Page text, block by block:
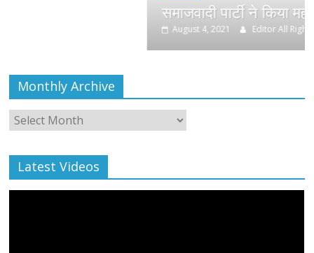
समाजवादी पार्टी ने किया महंगाई के खिलाफ
Editor All Rights 0
Monthly Archive
Monthly
Archive
Latest Videos